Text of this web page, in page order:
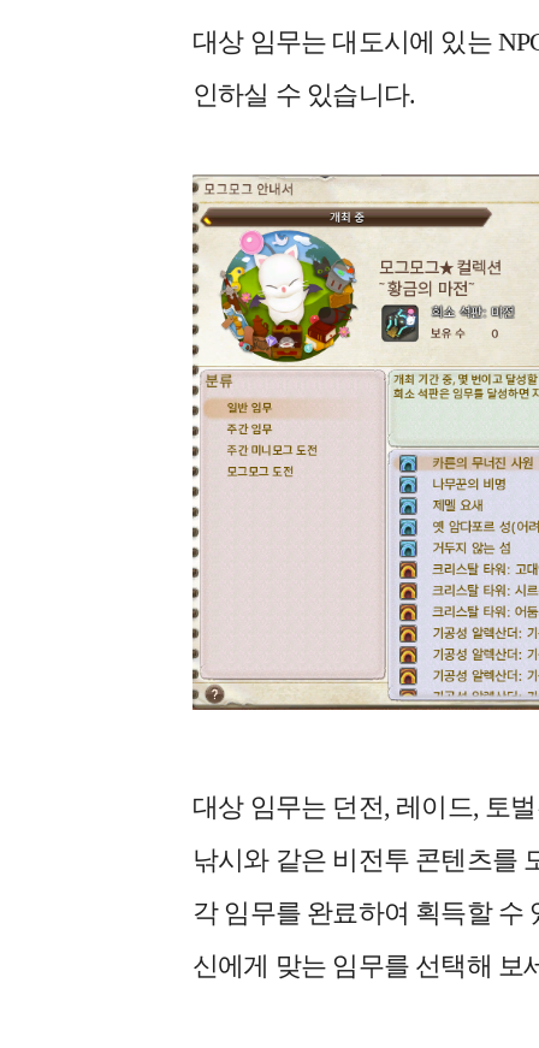
대상 임무는 대도시에 있는
인하실 수 있습니다.
대상 임무는 던전, 레이드, 토
낚시와 같은 비전투 콘텐츠를
각 임무를 완료하여 획득할 수
신에게 맞는 임무를 선택해 보